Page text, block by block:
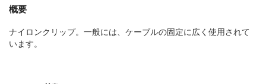
概要
ナイロンクリップ。一般には、ケーブルの固定に広く使用されて
います。